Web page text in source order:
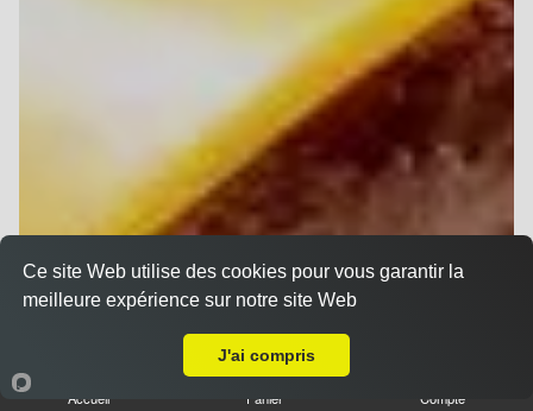
Accueil Panier Compte
Ce site Web utilise des cookies pour vous garantir la
meilleure expérience sur notre site Web
J'ai compris